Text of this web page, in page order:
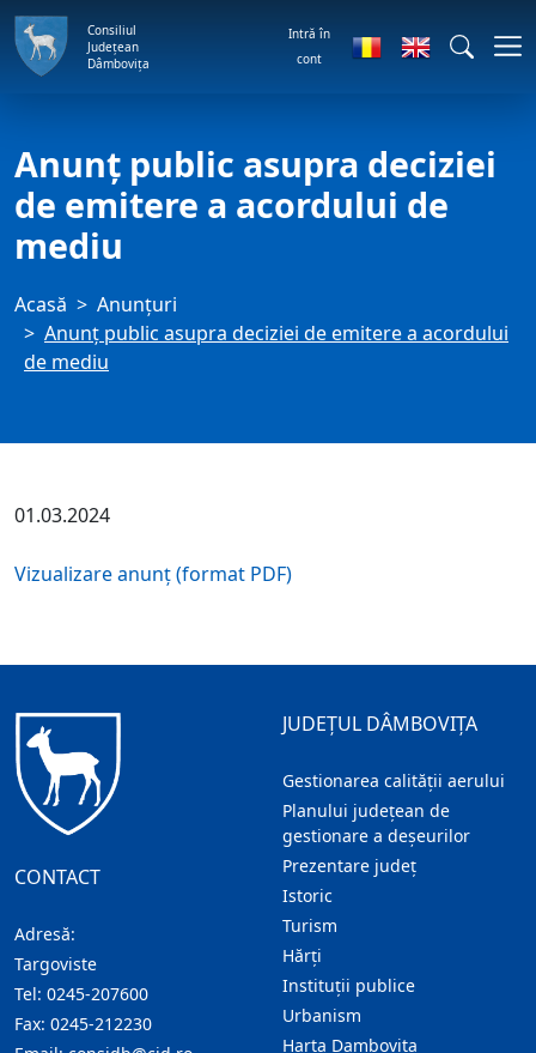
Consiliul
Județean
Dâmbovița
Intră în
cont
Anunţ public asupra deciziei
de emitere a acordului de
mediu
Acasă
Anunţuri
Anunţ public asupra deciziei de emitere a acordului
de mediu
01.03.2024
Vizualizare anunț (format PDF)
CONTACT
Adresă:
Targoviste
Tel: 0245-207600
Fax: 0245-212230
JUDEȚUL DÂMBOVIȚA
Gestionarea calității aerului
Planului județean de
gestionare a deșeurilor
Prezentare judeţ
Istoric
Turism
Hărţi
Instituţii publice
Urbanism
Harta Dambovita